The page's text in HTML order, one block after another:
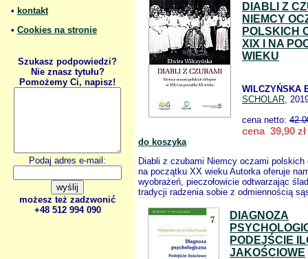
• kontakt
• Cookies na stronie
Szukasz podpowiedzi?
Nie znasz tytułu?
Pomożemy Ci, napisz!
Podaj adres e-mail:
możesz też zadzwonić
+48 512 994 090
DIABLI Z
NIEMCY
POLSKICH
XIX I NA
WIEKU
WILCZYŃSKA
SCHOLAR,
cena netto:
cena 39,90 zł
do koszyka
Diabli z czubami Niemcy oczami polskich
na początku XX wieku Autorka oferuje
wyobrażeń, pieczołowicie odtwarzając
tradycji radzenia sobie z odmiennością
DIAGNOZA
PODEJŚCIE
JAKOŚCIOWE